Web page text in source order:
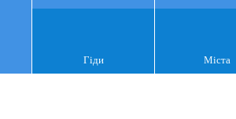
Гіди Міста